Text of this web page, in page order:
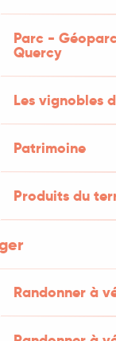
Parc -
Quercy
Les vignobles
Patrimoine
Produits du
Randonner à